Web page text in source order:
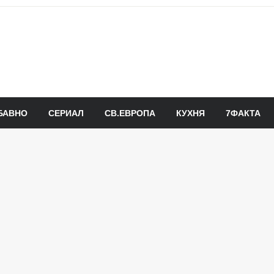
СЕРИАЛ СВ.ЕВРОПА КУХНЯ 7ФАКТА